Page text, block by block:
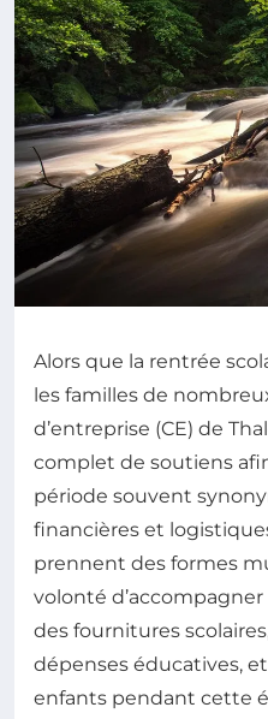
Alors que la rentrée
les familles de
d’entreprise (CE) de
complet de soutiens
période souvent
financières et
prennent des formes
volonté d’accompagner
des fournitures
dépenses éducatives,
enfants pendant cette